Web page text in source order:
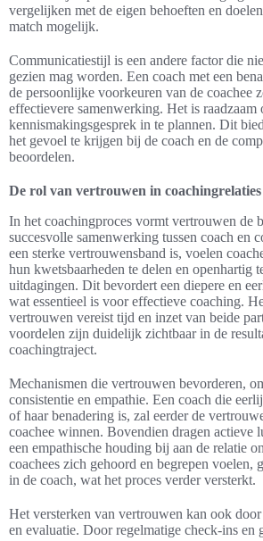
vergelijken met de eigen behoeften en
match mogelijk.
Communicatiestijl is een andere factor die
gezien mag worden. Een coach met een
de persoonlijke voorkeuren van de coachee
effectievere samenwerking. Het is raadzaam
kennismakingsgesprek in te plannen. Dit
het gevoel te krijgen bij de coach en de
beoordelen.
De rol van vertrouwen in coachingrelaties
In het coachingproces vormt vertrouwen de
succesvolle samenwerking tussen coach en
een sterke vertrouwensband is, voelen
hun kwetsbaarheden te delen en openhartig
uitdagingen. Dit bevordert een diepere en
wat essentieel is voor effectieve coaching.
vertrouwen vereist tijd en inzet van beide
voordelen zijn duidelijk zichtbaar in de
coachingtraject.
Mechanismen die vertrouwen bevorderen,
consistentie en empathie. Een coach die
of haar benadering is, zal eerder de
coachee winnen. Bovendien dragen actieve
een empathische houding bij aan de relatie
coachees zich gehoord en begrepen voelen,
in de coach, wat het proces verder versterkt.
Het versterken van vertrouwen kan ook
en evaluatie. Door regelmatige check-ins en